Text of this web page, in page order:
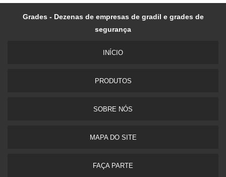
Grades - Dezenas de empresas de gradil e grades de
segurança
INÍ­CIO
PRODUTOS
SOBRE NÓS
MAPA DO SITE
FAÇA PARTE